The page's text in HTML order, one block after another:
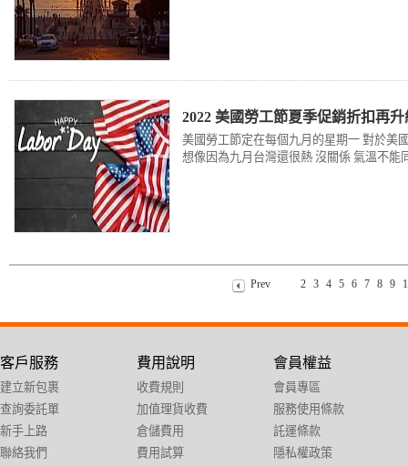
2022 美國勞工節夏季促銷折扣再升
美國勞工節定在每個九月的星期一 對於美
想像因為九月台灣還很熱 沒關係 氣溫不能
Prev 2 3 4 5 6 7 8 9
客戶服務
建立新包裹
查詢委託單
新手上路
聯絡我們
費用說明
收費規則
加值理貨收費
倉儲費用
費用試算
會員權益
會員專區
服務使用條款
託運條款
隱私權政策